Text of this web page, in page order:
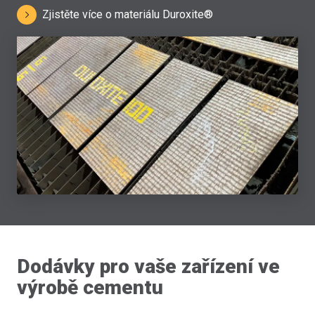
Zjistěte více o materiálu Duroxite®
Dodávky pro vaše zařízení ve
výrobě cementu